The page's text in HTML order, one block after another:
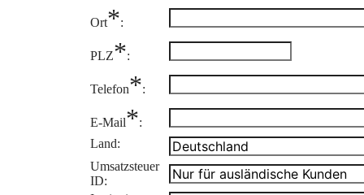
Ort*:
PLZ*:
Telefon*:
E-Mail*:
Land:
Umsatzsteuer
ID: